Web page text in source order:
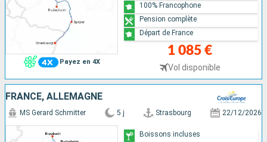
Payez en 4X
1 085 €
Vol disponible
100% Francophone
Pension complète
Départ de France
FRANCE, ALLEMAGNE
MS Gerard Schmitter 5 j Strasbourg 22/12/2026
Boissons incluses